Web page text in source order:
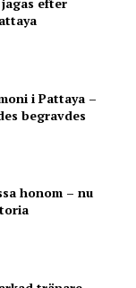
i Pattaya –
begravdes
honom – nu